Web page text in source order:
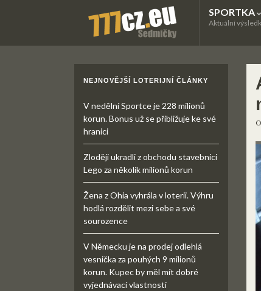
SPORTKA
Aktuální
NEJNOVĚJŠÍ LOTERIJNÍ ČLÁNKY
V nedělní Sportce je 228 milionů
korun. Bonus už se přibližuje ke své
hranici
Zloději ukradli z obchodu stavebnici
Lego za několik milionů korun
Žena z Ohia vyhrála v loterii. Výhru
hodlá rozdělit mezi sebe a své
sourozence
V Německu je na prodej odlehlá
vesnička za pouhých 9 milionů
korun. Kupec by měl mít dobré
vyjednávací vlastnosti